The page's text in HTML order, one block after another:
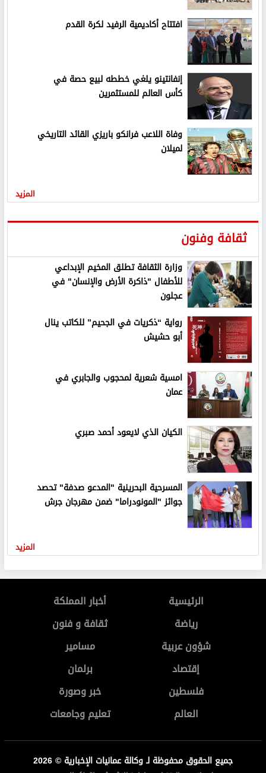
افتتاح أكاديمية الرفيد لكرة القدم
إنفانتينو يلغي خططه لبيع حصة في
كأس العالم للمستثمرين
وفاة اللاعب فرانكو باريزي القائد التاريخي
لميلان
المزيد
ثقافة وفنون
وزارة الثقافة تطلق المخيم الإبداعي
للأطفال "ذاكرة الأرض والإنسان" في
عجلون
رواية “ذكريات في الجحيم” للكاتب ينال
أبو حشيش
امسية شعرية لمحجوب والجابري في
عمان
الكيان الذي لايعود أحمد صبري
المسرحية البحرينية "المدعو صدفة" تحصد
جوائز "المونودراما" ضمن مهرجان جرش
المزيد
الرئيسية
أخبار المملكة
رياضة
ثقافة و فنون
شؤون عربية
مسامير
إقتصاد
برلمان
فلسطين
خبر وصورة
العالم
تعليم وجامعات
جميع الحقوق محفوظة لـ وكالة عمانيات الإخبارية © 2026